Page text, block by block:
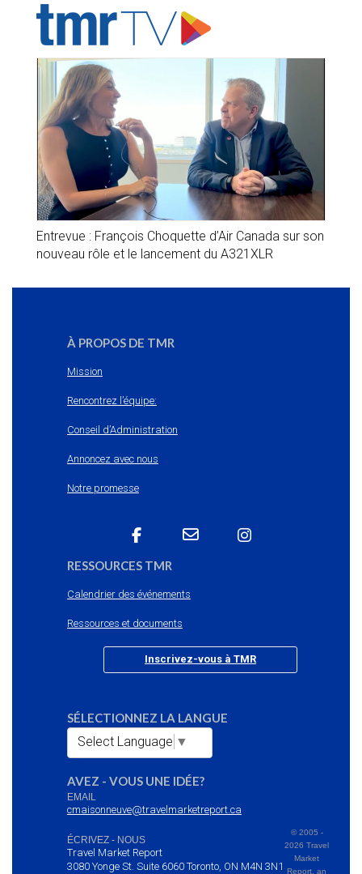
Entrevue : François Choquette d’Air Canada sur son
nouveau rôle et le lancement du A321XLR
À PROPOS DE TMR
Mission
Rencontrez l’équipe:
Conseil d’Administration
Annoncez avec nous
Notre promesse
RESSOURCES TMR
Calendrier des événements
Ressources et documents
Inscrivez-vous à TMR
SÉLECTIONNEZ LA LANGUE
Select Language ▼
AVEZ - VOUS UNE IDÉE?
EMAIL
cmaisonneuve@travelmarketreport.ca
ÉCRIVEZ - NOUS
Travel Market Report
3080 Yonge St. Suite 6060 Toronto, ON M4N 3N1
© 2005 -
2026 Travel
Market
Report, an